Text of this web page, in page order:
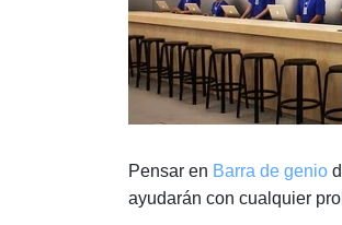
Pensar en Barra de genio
ayudarán con cualquier